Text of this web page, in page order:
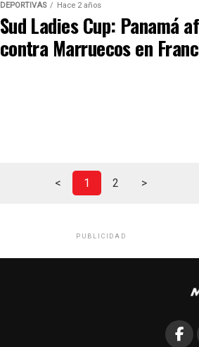
DEPORTIVAS Hace 2 años
Sud Ladies Cup: Panamá
contra Marruecos en
< 1 2 >
PUBLICIDAD